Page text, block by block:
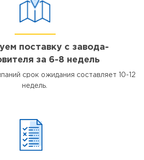
поставку с завода-
за 6-8 недель
срок ожидания составляет 10-12
недель.